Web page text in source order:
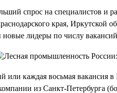
спрос на специалистов и
края, Иркутской
новые лидеры по числу
каждая восьмая вакансия
из Санкт-